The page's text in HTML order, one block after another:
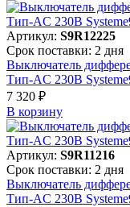
Артикул: S9R12225
Срок поставки: 2 дня
Выключатель
Тип-AC 230В
7 320 ₽
В корзинy
Артикул: S9R11216
Срок поставки: 2 дня
Выключатель
Тип-AC 230В